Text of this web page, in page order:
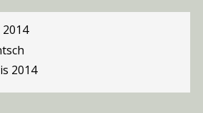
2014